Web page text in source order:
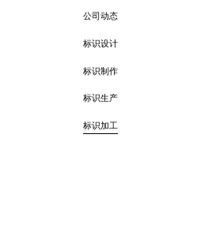
公司动态
标识设计
标识制作
标识生产
标识加工